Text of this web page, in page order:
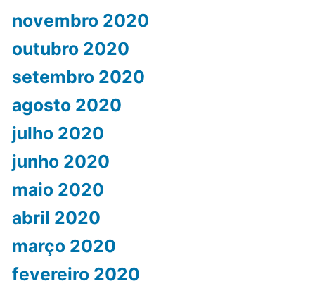
novembro 2020
outubro 2020
setembro 2020
agosto 2020
julho 2020
junho 2020
maio 2020
abril 2020
março 2020
fevereiro 2020